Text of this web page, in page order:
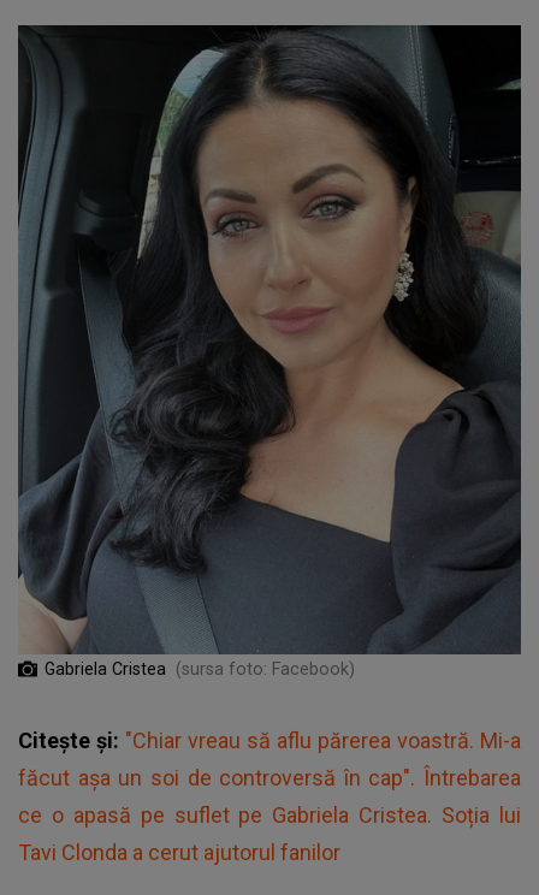
Gabriela Cristea (sursa foto: Facebook)
Citește și: "Chiar vreau să aflu părerea voastră. Mi-a
făcut așa un soi de controversă în cap". Întrebarea
ce o apasă pe suflet pe Gabriela Cristea. Soția lui
Tavi Clonda a cerut ajutorul fanilor